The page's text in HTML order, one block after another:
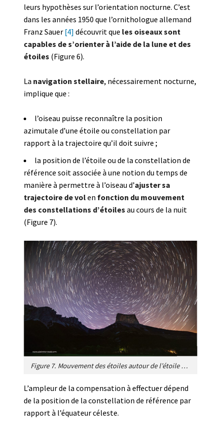
leurs hypothèses sur l’orientation nocturne. C’est
dans les années 1950 que l’ornithologue allemand
Franz Sauer [4] découvrit que les oiseaux sont
capables de s’orienter à l’aide de la lune et des
étoiles (Figure 6).
La navigation stellaire, nécessairement nocturne,
implique que :
l’oiseau puisse reconnaître la position
azimutale d’une étoile ou constellation par
rapport à la trajectoire qu’il doit suivre ;
la position de l’étoile ou de la constellation de
référence soit associée à une notion du temps de
manière à permettre à l’oiseau d’ajustersa
trajectoire de volen fonction du mouvement
des constellations d’étoiles au cours de la nuit
(Figure 7).
Figure 7. Mouvement des étoiles autour de l’étoile polaire au-dessus du Mont-Aiguille (Vercors, France). Les oiseaux migrateurs ajustent leur trajectoire de vol en fonction de ce mouvement au cours de la nuit. [Source photo © Alain Herrault, reproduite avec l’aimable autorisation de l’auteur].
L’ampleur de la compensation à effectuer dépend
de la position de la constellation de référence par
rapport à l’équateur céleste.